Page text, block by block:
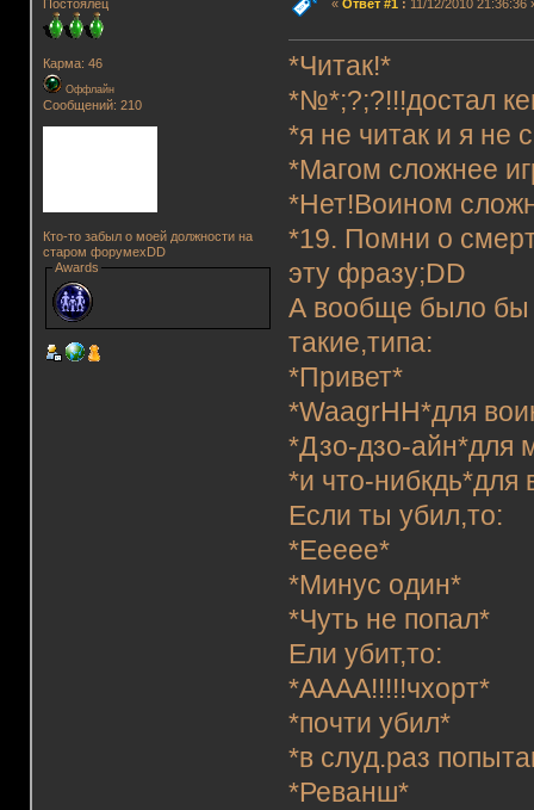
Постоялец
Карма: 46
Оффлайн
Сообщений: 210
Кто-то забыл о моей должности на
старом форумеxDD
Awards
« Ответ #1 : 11/12/2010 21:36:36
*Читак!*
*№*;?;?!!!достал
*я не читак и я не
*Магом сложнее
*Нет!Воином
*19. Помни о
эту фразу;DD
А вообще было бы
такие,типа:
*Привет*
*WaagrHH*для
*Дзо-дзо-айн*для
*и что-нибкдь*для
Если ты убил,то:
*Еееее*
*Минус один*
*Чуть не попал*
Ели убит,то:
*АААА!!!!!чхорт*
*почти убил*
*в слуд.раз
*Реванш*